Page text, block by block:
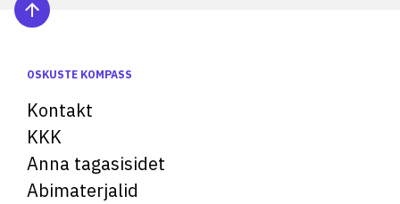
OSKUSTE KOMPASS
Kontakt
KKK
Anna tagasisidet
Abimaterjalid